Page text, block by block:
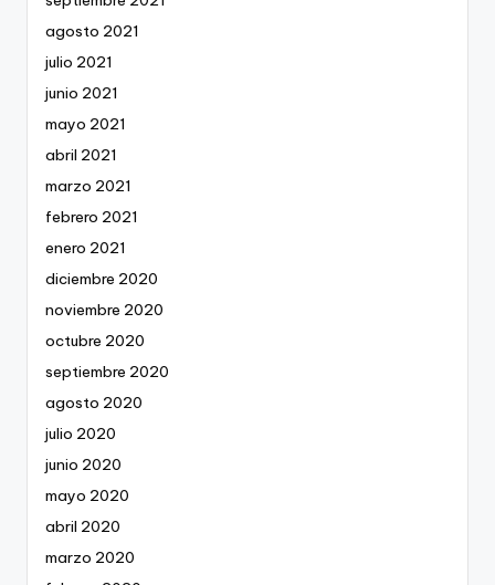
agosto 2021
julio 2021
junio 2021
mayo 2021
abril 2021
marzo 2021
febrero 2021
enero 2021
diciembre 2020
noviembre 2020
octubre 2020
septiembre 2020
agosto 2020
julio 2020
junio 2020
mayo 2020
abril 2020
marzo 2020